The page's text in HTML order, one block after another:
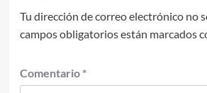
Tu dirección de correo electrónico no
campos obligatorios están marcados
Comentario *